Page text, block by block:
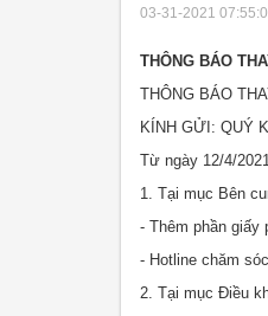
03-31-2021
THÔNG BÁO
THÔNG BÁO
KÍNH GỬI: QUÝ
Từ ngày 12/4/
1. Tại mục Bên
- Thêm phần giấy
- Hotline chăm
2. Tại mục Điều